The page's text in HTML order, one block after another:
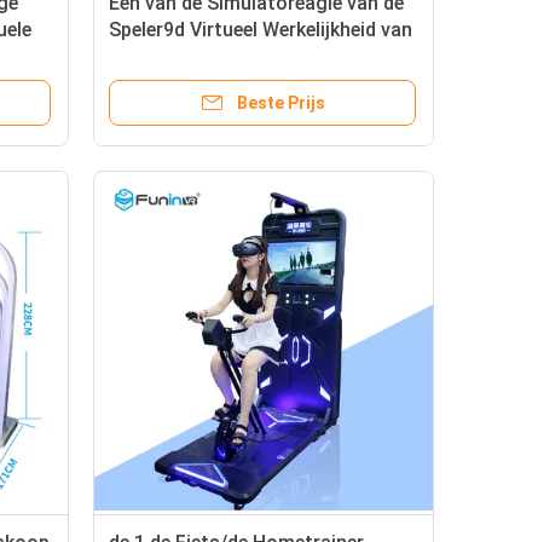
Speler9d Virtueel Werkelijkheid van
Filmsysteem
Beste Prijs